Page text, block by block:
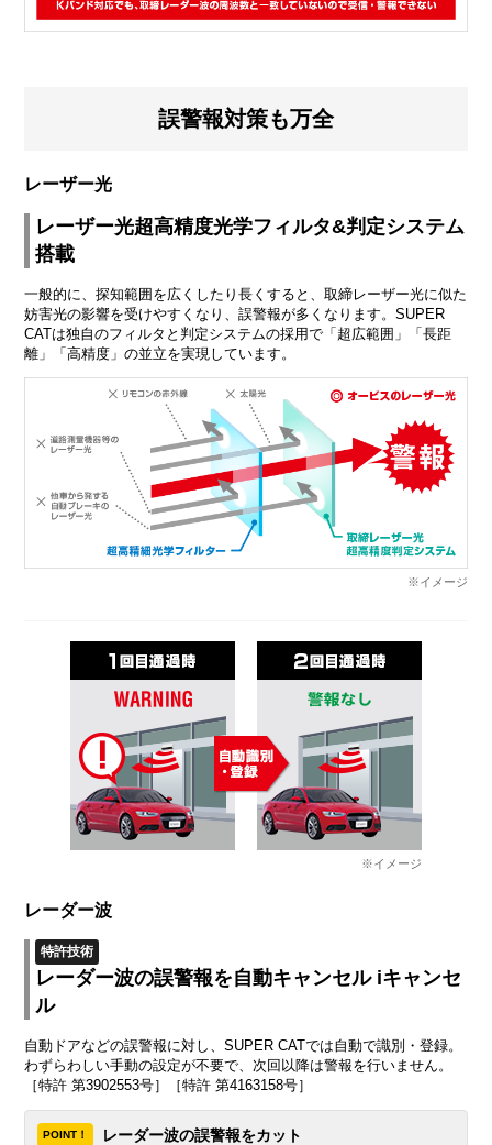
誤警報対策も万全
レーザー光
レーザー光超高精度光学フィルタ&判定システム
搭載
一般的に、探知範囲を広くしたり長くすると、取締レーザー光に似た
妨害光の影響を受けやすくなり、誤警報が多くなります。SUPER
CATは独自のフィルタと判定システムの採用で「超広範囲」「長距
離」「高精度」の並立を実現しています。
※イメージ
※イメージ
レーダー波
特許技術
レーダー波の誤警報を自動キャンセル iキャンセ
ル
自動ドアなどの誤警報に対し、SUPER CATでは自動で識別・登録。
わずらわしい手動の設定が不要で、次回以降は警報を行いません。
［特許 第3902553号］［特許 第4163158号］
POINT！ レーダー波の誤警報をカット